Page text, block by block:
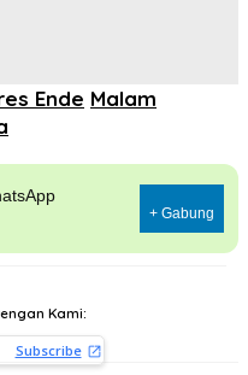
Ende Malam
+ Gabung
Kami:
Subscribe